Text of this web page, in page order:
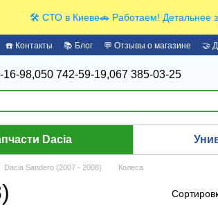
🛠️ СТО в Киеве🚗 Работаем! Детальнее
☎️ Контакты 📚 Блог 💬 Отзывы о магазине
🤝
16-98,050 742-59-19,067 385-03-25
Dacia
Dacia Sandero (2007 - 2008) Колеса